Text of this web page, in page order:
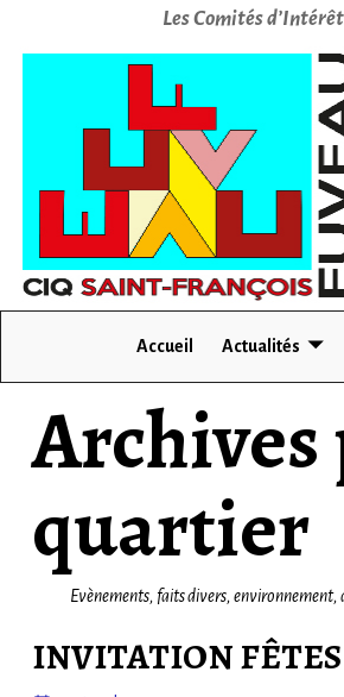
Les Comités
Accueil Actualités
quartier
Evènements, faits divers, environnement,
INVITATION